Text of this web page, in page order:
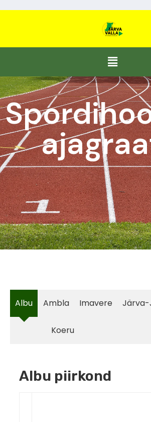
Albu Ambla Imavere Järva-
Koeru
Albu piirkond